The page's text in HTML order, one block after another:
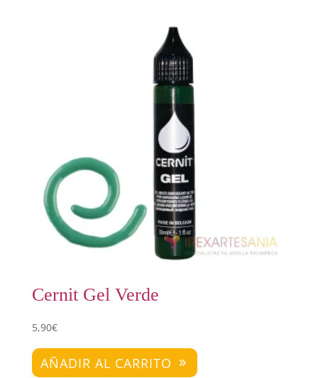
Cernit Gel Verde
5,90€
AÑADIR AL CARRITO